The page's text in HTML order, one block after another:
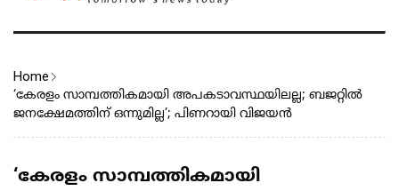
Home
‘കേരളം സാമ്പത്തികമായി അപകടാവസ്ഥയിലല്ല; ബജറ്റിൽ
ജനക്ഷേമത്തിന് ഒന്നുമില്ല’; പിണറായി വിജയൻ
‘കേരളം സാമ്പത്തികമായി